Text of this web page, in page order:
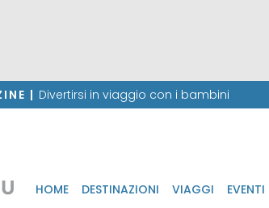
| Divertirsi in viaggio con i bambini
HOME DESTINAZIONI VIAGGI EVENTI